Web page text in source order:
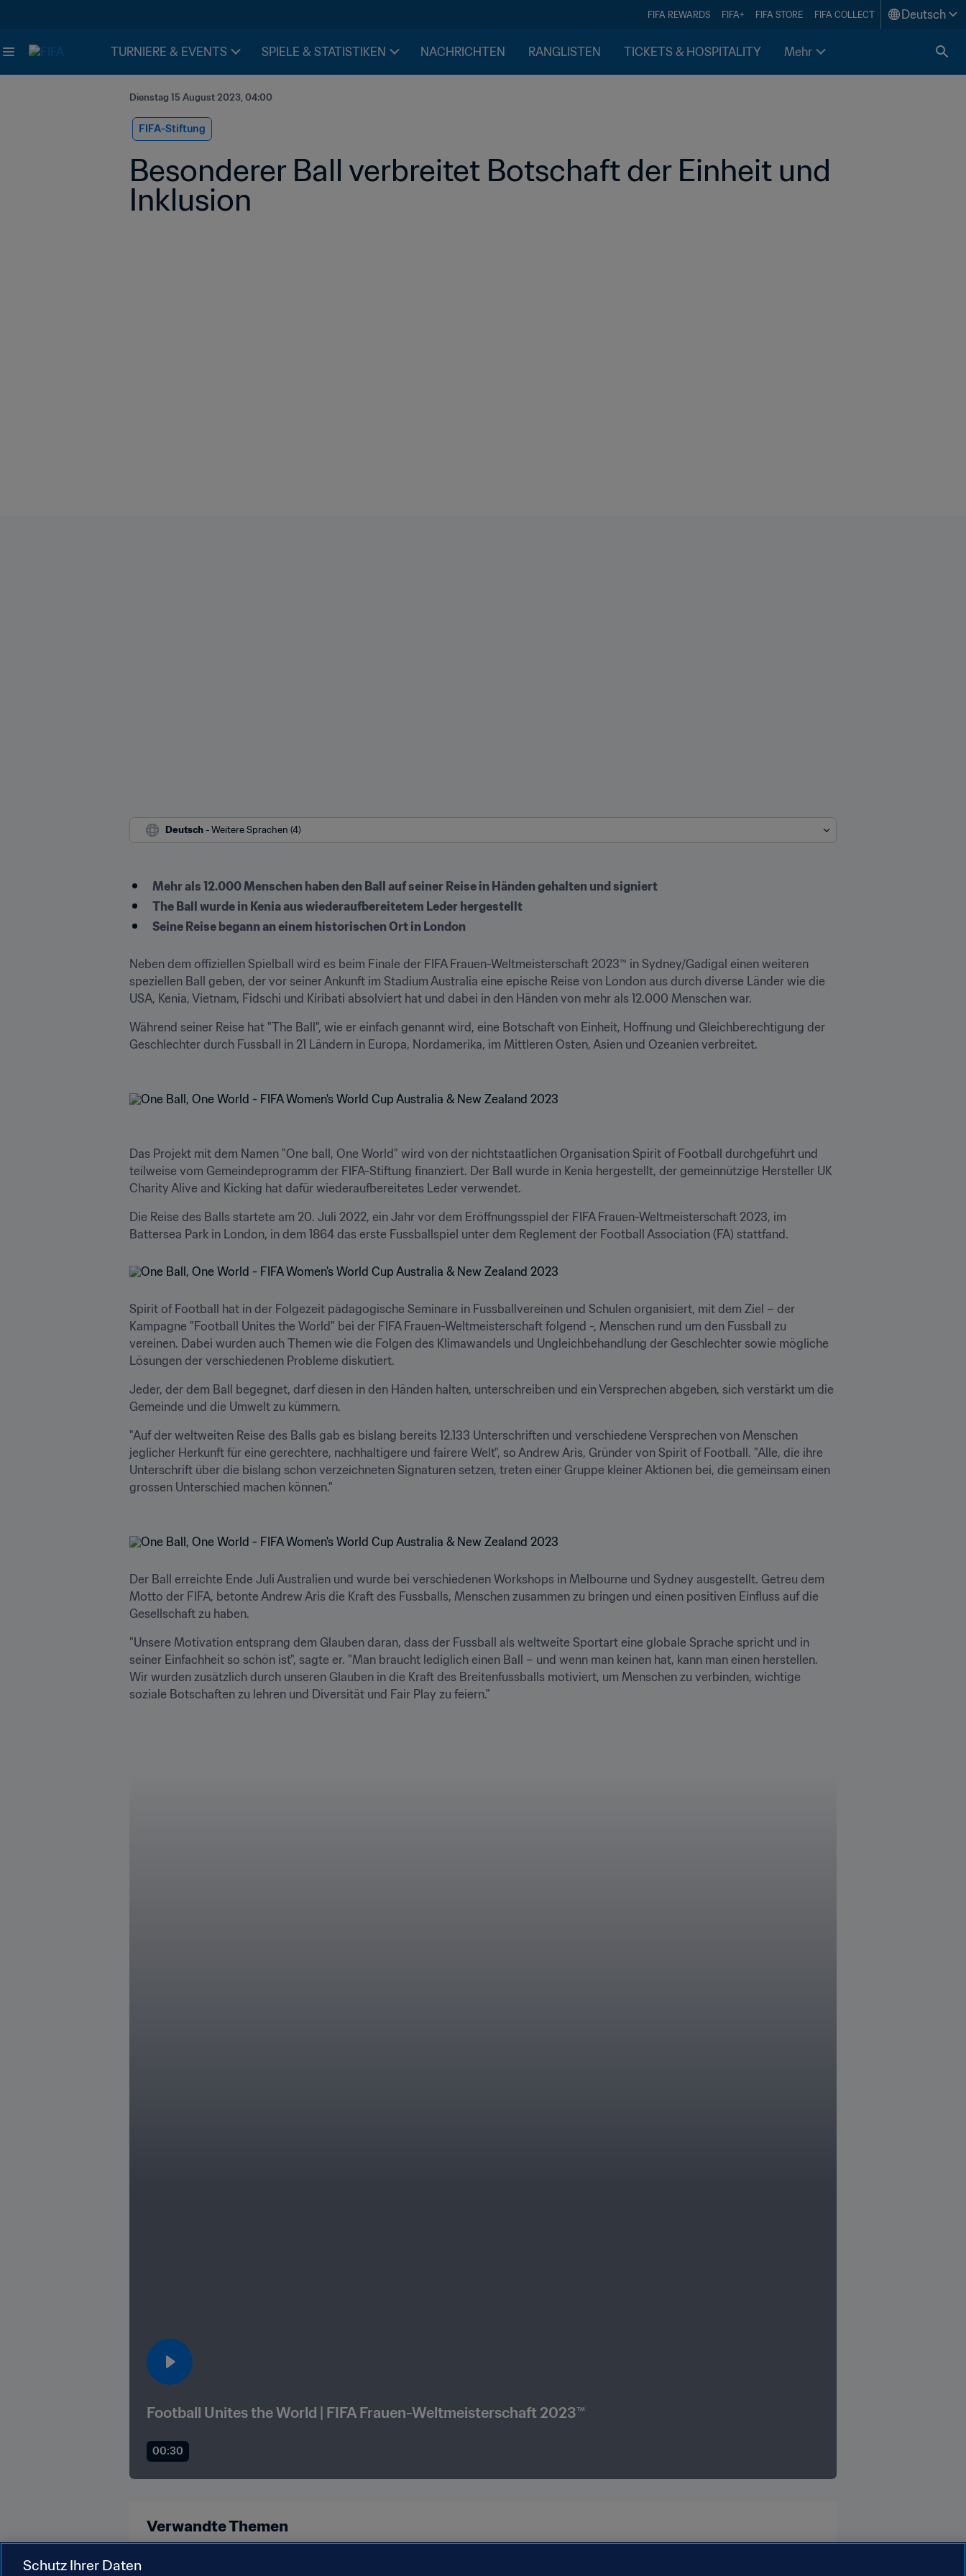
FIFA REWARDS FIFA+ FIFA STORE FIFA COLLECT Deutsch
TURNIERE & EVENTS SPIELE & STATISTIKEN NACHRICHTEN RANGLISTEN TICKETS & HOSPITALITY Mehr
Dienstag 15 August 2023, 04:00
FIFA-Stiftung
Besonderer Ball verbreitet Botschaft der Einheit und
Inklusion
Deutsch - Weitere Sprachen (4)
Mehr als 12.000 Menschen haben den Ball auf seiner Reise in Händen gehalten und signiert
The Ball wurde in Kenia aus wiederaufbereitetem Leder hergestellt
Seine Reise begann an einem historischen Ort in London
Neben dem offiziellen Spielball wird es beim Finale der FIFA Frauen-Weltmeisterschaft 2023™ in Sydney/Gadigal einen weiteren
speziellen Ball geben, der vor seiner Ankunft im Stadium Australia eine epische Reise von London aus durch diverse Länder wie die
USA, Kenia, Vietnam, Fidschi und Kiribati absolviert hat und dabei in den Händen von mehr als 12.000 Menschen war.
Während seiner Reise hat "The Ball", wie er einfach genannt wird, eine Botschaft von Einheit, Hoffnung und Gleichberechtigung der
Geschlechter durch Fussball in 21 Ländern in Europa, Nordamerika, im Mittleren Osten, Asien und Ozeanien verbreitet.
Das Projekt mit dem Namen "One ball, One World" wird von der nichtstaatlichen Organisation Spirit of Football durchgeführt und
teilweise vom Gemeindeprogramm der FIFA-Stiftung finanziert. Der Ball wurde in Kenia hergestellt, der gemeinnützige Hersteller UK
Charity Alive and Kicking hat dafür wiederaufbereitetes Leder verwendet.
Die Reise des Balls startete am 20. Juli 2022, ein Jahr vor dem Eröffnungsspiel der FIFA Frauen-Weltmeisterschaft 2023, im
Battersea Park in London, in dem 1864 das erste Fussballspiel unter dem Reglement der Football Association (FA) stattfand.
Spirit of Football hat in der Folgezeit pädagogische Seminare in Fussballvereinen und Schulen organisiert, mit dem Ziel – der
Kampagne "Football Unites the World" bei der FIFA Frauen-Weltmeisterschaft folgend -, Menschen rund um den Fussball zu
vereinen. Dabei wurden auch Themen wie die Folgen des Klimawandels und Ungleichbehandlung der Geschlechter sowie mögliche
Lösungen der verschiedenen Probleme diskutiert.
Jeder, der dem Ball begegnet, darf diesen in den Händen halten, unterschreiben und ein Versprechen abgeben, sich verstärkt um die
Gemeinde und die Umwelt zu kümmern.
"Auf der weltweiten Reise des Balls gab es bislang bereits 12.133 Unterschriften und verschiedene Versprechen von Menschen
jeglicher Herkunft für eine gerechtere, nachhaltigere und fairere Welt", so Andrew Aris, Gründer von Spirit of Football. "Alle, die ihre
Unterschrift über die bislang schon verzeichneten Signaturen setzen, treten einer Gruppe kleiner Aktionen bei, die gemeinsam einen
grossen Unterschied machen können."
Der Ball erreichte Ende Juli Australien und wurde bei verschiedenen Workshops in Melbourne und Sydney ausgestellt. Getreu dem
Motto der FIFA, betonte Andrew Aris die Kraft des Fussballs, Menschen zusammen zu bringen und einen positiven Einfluss auf die
Gesellschaft zu haben.
"Unsere Motivation entsprang dem Glauben daran, dass der Fussball als weltweite Sportart eine globale Sprache spricht und in
seiner Einfachheit so schön ist", sagte er. "Man braucht lediglich einen Ball – und wenn man keinen hat, kann man einen herstellen.
Wir wurden zusätzlich durch unseren Glauben in die Kraft des Breitenfussballs motiviert, um Menschen zu verbinden, wichtige
soziale Botschaften zu lehren und Diversität und Fair Play zu feiern."
Football Unites the World | FIFA Frauen-Weltmeisterschaft 2023™
00:30
Verwandte Themen
Schutz Ihrer Daten